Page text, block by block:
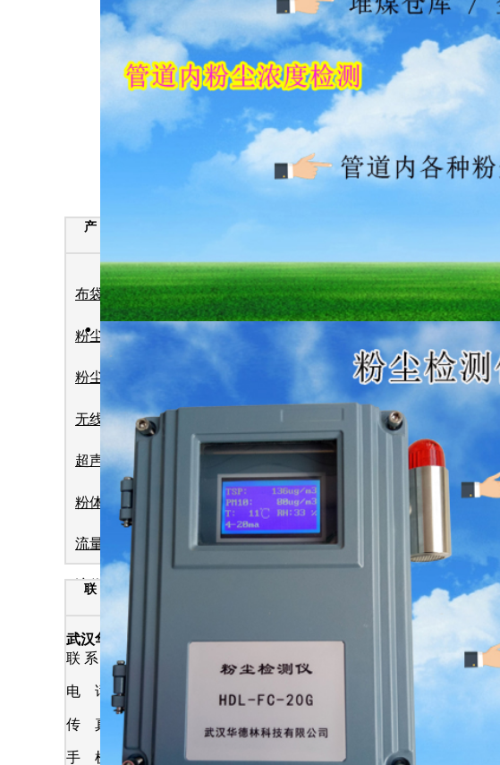
布袋检漏仪
粉尘检测仪
粉尘浓度仪
无线远传系统
超声波流量计
粉体流量计
流量计
液位计
气体检测仪
轴承测温及跑偏控制系统
仪器仪表
在线式粒子计数器
产 品 分 类
联 系 方 式
武汉华德林科技有限公司
联 系 人:
电 话 : 027-86976669
传 真 : 027-86976673
手 机 : 18971536297
便携式防爆粉尘仪（数据存储